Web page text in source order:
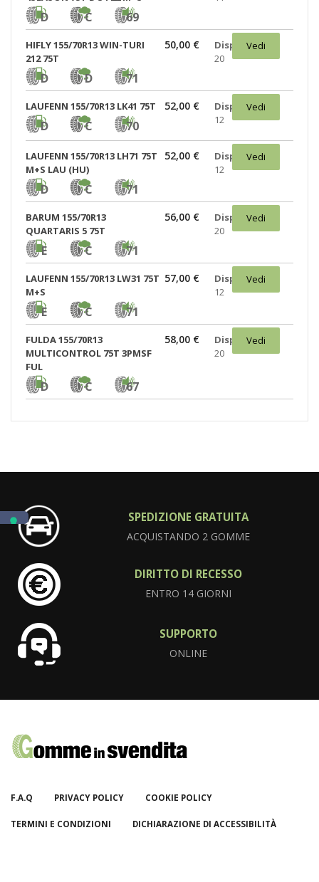
D C 69
HIFLY 155/70R13 WIN-TURI
212 75T
D D 71
50,00 €
Disponibili:
20
Vedi
LAUFENN 155/70R13 LK41 75T
D C 70
52,00 €
Disponibili:
12
Vedi
LAUFENN 155/70R13 LH71 75T
M+S LAU (HU)
D C 71
52,00 €
Disponibili:
12
Vedi
BARUM 155/70R13
QUARTARIS 5 75T
E C 71
56,00 €
Disponibili:
20
Vedi
LAUFENN 155/70R13 LW31 75T
M+S
E C 71
57,00 €
Disponibili:
12
Vedi
FULDA 155/70R13
MULTICONTROL 75T 3PMSF
FUL
D C 67
58,00 €
Disponibili:
20
Vedi
SPEDIZIONE GRATUITA
ACQUISTANDO 2 GOMME
DIRITTO DI RECESSO
ENTRO 14 GIORNI
SUPPORTO
ONLINE
F.A.Q PRIVACY POLICY COOKIE POLICY
TERMINI E CONDIZIONI DICHIARAZIONE DI ACCESSIBILITÀ